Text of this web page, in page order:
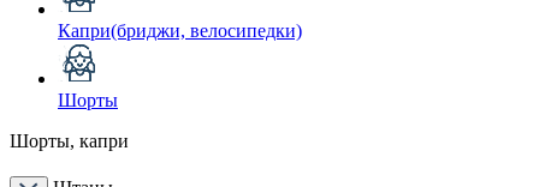
Капри(бриджи, велосипедки)
Шорты
Шорты, капри